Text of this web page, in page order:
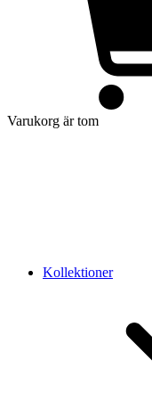
Varukorg är tom
Kollektioner